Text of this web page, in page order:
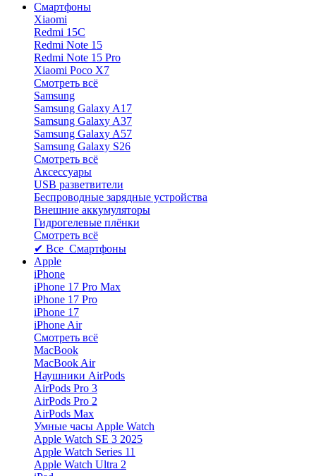
Смартфоны
Xiaomi
Redmi 15C
Redmi Note 15
Redmi Note 15 Pro
Xiaomi Poco X7
Смотреть всё
Samsung
Samsung Galaxy A17
Samsung Galaxy A37
Samsung Galaxy A57
Samsung Galaxy S26
Смотреть всё
Аксессуары
USB разветвители
Беспроводные зарядные устройства
Внешние аккумуляторы
Гидрогелевые плёнки
Смотреть всё
✔ Все Смартфоны
Apple
iPhone
iPhone 17 Pro Max
iPhone 17 Pro
iPhone 17
iPhone Air
Смотреть всё
MacBook
MacBook Air
Наушники AirPods
AirPods Pro 3
AirPods Pro 2
AirPods Max
Умные часы Apple Watch
Apple Watch SE 3 2025
Apple Watch Series 11
Apple Watch Ultra 2